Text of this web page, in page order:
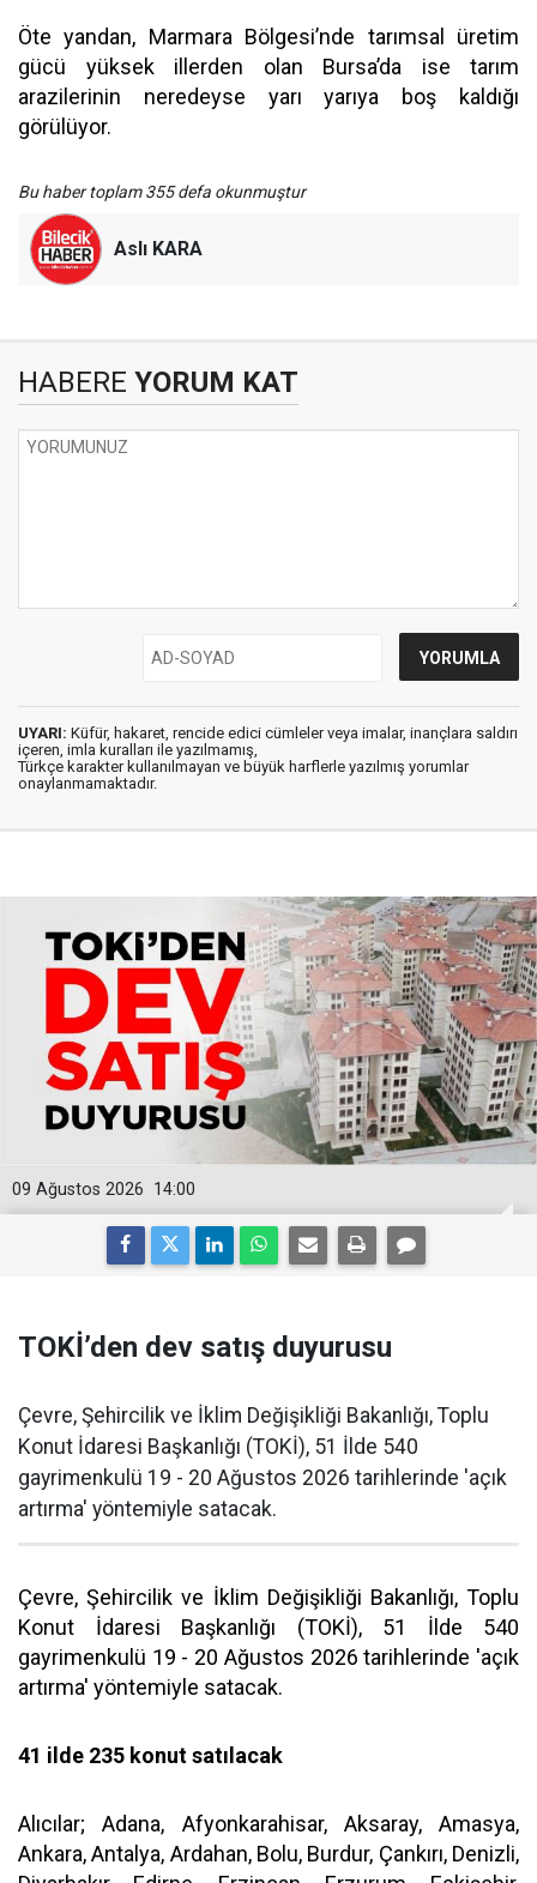
Öte yandan, Marmara Bölgesi’nde tarımsal üretim
gücü yüksek illerden olan Bursa’da ise tarım
arazilerinin neredeyse yarı yarıya boş kaldığı
görülüyor.
Bu haber toplam 355 defa okunmuştur
Aslı KARA
HABERE YORUM KAT
UYARI: Küfür, hakaret, rencide edici cümleler veya imalar, inançlara saldırı
içeren, imla kuralları ile yazılmamış,
Türkçe karakter kullanılmayan ve büyük harflerle yazılmış yorumlar
onaylanmamaktadır.
14:00
09 Ağustos 2026
TOKİ’den dev satış duyurusu
Çevre, Şehircilik ve İklim Değişikliği Bakanlığı, Toplu
Konut İdaresi Başkanlığı (TOKİ), 51 İlde 540
gayrimenkulü 19 - 20 Ağustos 2026 tarihlerinde 'açık
artırma' yöntemiyle satacak.
Çevre, Şehircilik ve İklim Değişikliği Bakanlığı, Toplu
Konut İdaresi Başkanlığı (TOKİ), 51 İlde 540
gayrimenkulü 19 - 20 Ağustos 2026 tarihlerinde 'açık
artırma' yöntemiyle satacak.
41 ilde 235 konut satılacak
Alıcılar; Adana, Afyonkarahisar, Aksaray, Amasya,
Ankara, Antalya, Ardahan, Bolu, Burdur, Çankırı, Denizli,